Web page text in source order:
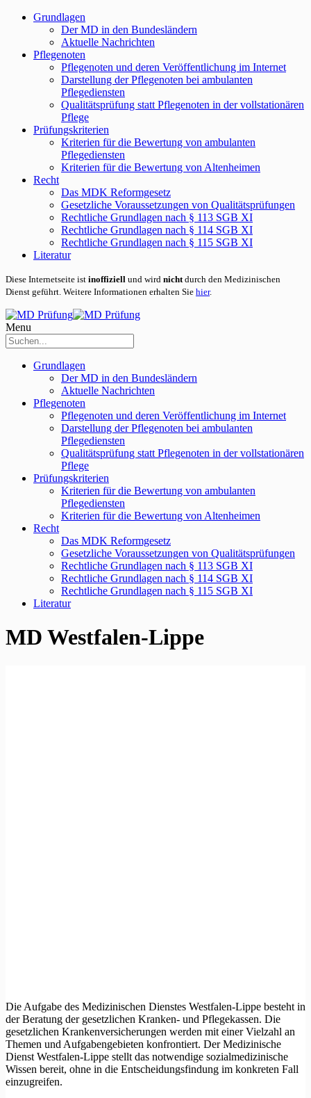
Grundlagen
Der MD in den Bundesländern
Aktuelle Nachrichten
Pflegenoten
Pflegenoten und deren Veröffentlichung im Internet
Darstellung der Pflegenoten bei ambulanten
Pflegediensten
Qualitätsprüfung statt Pflegenoten in der vollstationären
Pflege
Prüfungskriterien
Kriterien für die Bewertung von ambulanten
Pflegediensten
Kriterien für die Bewertung von Altenheimen
Recht
Das MDK Reformgesetz
Gesetzliche Voraussetzungen von Qualitätsprüfungen
Rechtliche Grundlagen nach § 113 SGB XI
Rechtliche Grundlagen nach § 114 SGB XI
Rechtliche Grundlagen nach § 115 SGB XI
Literatur
Diese Internetseite ist inoffiziell und wird nichtdurch den Medizinischen
Dienst geführt. Weitere Informationen erhalten Sie hier.
Menu
Grundlagen
Der MD in den Bundesländern
Aktuelle Nachrichten
Pflegenoten
Pflegenoten und deren Veröffentlichung im Internet
Darstellung der Pflegenoten bei ambulanten
Pflegediensten
Qualitätsprüfung statt Pflegenoten in der vollstationären
Pflege
Prüfungskriterien
Kriterien für die Bewertung von ambulanten
Pflegediensten
Kriterien für die Bewertung von Altenheimen
Recht
Das MDK Reformgesetz
Gesetzliche Voraussetzungen von Qualitätsprüfungen
Rechtliche Grundlagen nach § 113 SGB XI
Rechtliche Grundlagen nach § 114 SGB XI
Rechtliche Grundlagen nach § 115 SGB XI
Literatur
MD Westfalen-Lippe
Die Aufgabe des Medizinischen Dienstes Westfalen-Lippe besteht in
der Beratung der gesetzlichen Kranken- und Pflegekassen. Die
gesetzlichen Krankenversicherungen werden mit einer Vielzahl an
Themen und Aufgabengebieten konfrontiert. Der Medizinische
Dienst Westfalen-Lippe stellt das notwendige sozialmedizinische
Wissen bereit, ohne in die Entscheidungsfindung im konkreten Fall
einzugreifen.